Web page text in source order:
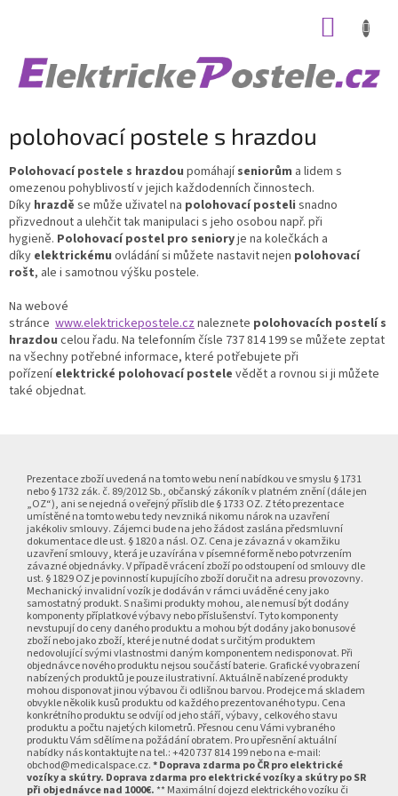
polohovací postele s hrazdou
Polohovací postele s hrazdou pomáhajíseniorům a lidem s
omezenou pohyblivostí v jejich každodenních činnostech.
Díky hrazdě se může uživatel na polohovací posteli snadno
přizvednout a ulehčit tak manipulaci s jeho osobou např. při
hygieně. Polohovací postel pro senioryje na kolečkách a
díky elektrickému ovládání si můžete nastavit nejen polohovací
rošt, ale i samotnou výšku postele.
Na webové
stránce www.elektrickepostele.cznaleznete polohovacích postelí s
hrazdou celou řadu. Na telefonním čísle 737 814 199 se můžete zeptat
na všechny potřebné informace, které potřebujete při
pořízeníelektrické polohovací postele vědět a rovnou si ji můžete
také objednat.
Prezentace zboží uvedená na tomto webu není nabídkou ve smyslu § 1731
nebo § 1732 zák. č. 89/2012 Sb., občanský zákoník v platném znění (dále jen
„OZ“), ani se nejedná o veřejný příslib dle § 1733 OZ. Z této prezentace
umístěné na tomto webu tedy nevzniká nikomu nárok na uzavření
jakékoliv smlouvy. Zájemci bude na jeho žádost zaslána předsmluvní
dokumentace dle ust. § 1820 a násl. OZ. Cena je závazná v okamžiku
uzavření smlouvy, která je uzavírána v písemné formě nebo potvrzením
závazné objednávky. V případě vrácení zboží po odstoupení od smlouvy dle
ust. § 1829 OZ je povinností kupujícího zboží doručit na adresu provozovny.
Mechanický invalidní vozík je dodáván v rámci uváděné ceny jako
samostatný produkt. S našimi produkty mohou, ale nemusí být dodány
komponenty příplatkové výbavy nebo příslušenství. Tyto komponenty
nevstupují do ceny daného produktu a mohou být dodány jako bonusové
zboží nebo jako zboží, které je nutné dodat s určitým produktem
nedovolující svými vlastnostmi daným komponentem nedisponovat. Při
objednávce nového produktu nejsou součástí baterie. Grafické vyobrazení
nabízených produktů je pouze ilustrativní. Aktuálně nabízené produkty
mohou disponovat jinou výbavou či odlišnou barvou. Prodejce má skladem
obvykle několik kusů produktu od každého prezentovaného typu. Cena
konkrétního produktu se odvíjí od jeho stáří, výbavy, celkového stavu
produktu a počtu najetých kilometrů. Přesnou cenu Vámi vybraného
produktu Vám sdělíme na požádání obratem. Pro upřesnění aktuální
nabídky nás kontaktujte na tel.: +420 737 814 199 nebo na e-mail:
obchod@medicalspace.cz.* Doprava zdarma po ČR pro elektrické
vozíky a skútry. Doprava zdarma pro elektrické vozíky a skútry po SR
při objednávce nad 1000€. ** Maximální dojezd elektrického vozíku či